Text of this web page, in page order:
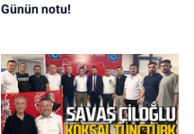
Günün notu!